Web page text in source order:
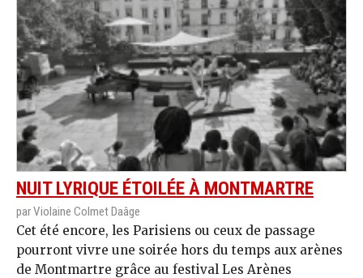
NUIT LYRIQUE ÉTOILÉE À MONTMARTRE
par Violaine Colmet Daâge
Cet été encore, les Parisiens ou ceux de passage
pourront vivre une soirée hors du temps aux arènes
de Montmartre grâce au festival Les Arènes